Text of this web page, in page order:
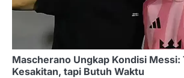
Mascherano Ungkap Kondisi Messi:
Kesakitan, tapi Butuh Waktu